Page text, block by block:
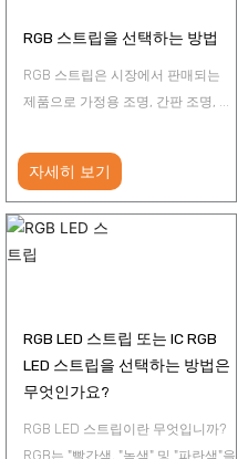
RGB 스트립을 선택하는 방법
RGB 스트립은 시장에서 판매되는
제품으로 가정용 조명, 간판 조명, ...
자세히 보기
RGB LED 스트립 또는 IC RGB
LED 스트립을 선택하는 방법은
무엇인가요?
RGB LED 스트립이란 무엇입니까?
RGB는 "빨간색, "녹색" 및 "파란색"을